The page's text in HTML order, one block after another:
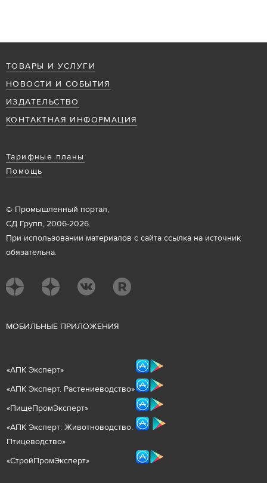
ТОВАРЫ И УСЛУГИ
НОВОСТИ И СОБЫТИЯ
ИЗДАТЕЛЬСТВО
КОНТАКТНАЯ ИНФОРМАЦИЯ
Тарифные планы
Помощь
© Промышленный портал,
СД Групп, 2006-2026.
При использовании материалов с сайта ссылка на источник
обязательна.
МОБИЛЬНЫЕ ПРИЛОЖЕНИЯ
«АПК Эксперт»
«АПК Эксперт. Растениеводство»
«ПищеПромЭксперт»
«АПК Эксперт: Животноводство.
Птицеводство»
«СтройПромЭксперт»